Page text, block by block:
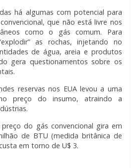
há algumas com potencial para
que não está livre nos
como o gás comum. Para
as rochas, injetando no
de água, areia e produtos
gera questionamentos sobre os
reservas nos EUA levou a uma
preço do insumo, atraindo a
do gás convencional gira em
de BTU (medida britânica de
em torno de U$ 3.